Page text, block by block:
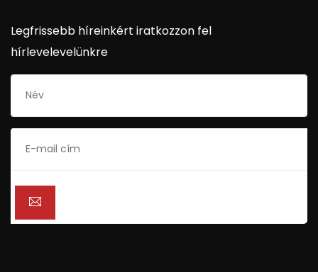
Legfrissebb híreinkért iratkozzon fel
hírlevelevelünkre